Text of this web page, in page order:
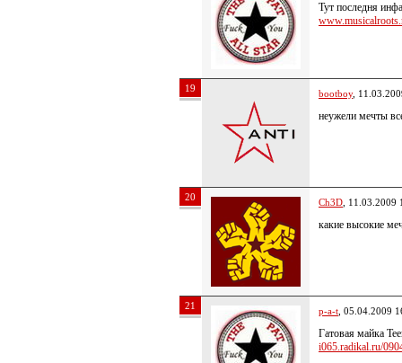
Тут последня
19 bootboy,
неужели мечты
20 Ch3D , 11.03.2009
какие высокие
21 p-a-t , 05.04.2009
Гатовая майка
i065.radikal.ru/